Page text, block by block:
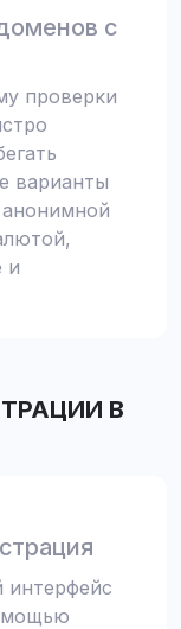
с
проверки
варианты
анонимной
и
В
интерфейс